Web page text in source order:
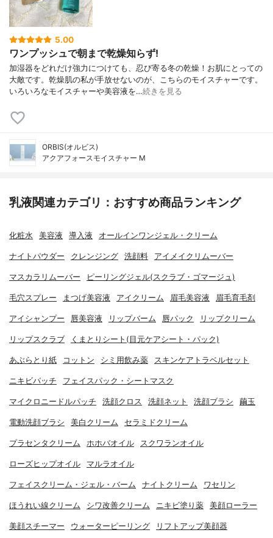
5.00
ワンプッシュで朝まで乾燥知らず!
加湿器をどれだけ強力につけても、忍び寄る冬の乾燥！お肌にとっての
大敵です。乾燥肌の私が手放せないのが、こちらのモイスチャーです。
いろいろなモイスチャーや美容液を…続きを見る
ORBIS(オルビス)
アクアフォースモイスチャー M
乳液関連カテゴリ：おすすめ商品ランキング
化粧水 美容液 導入液 オールインワンジェル・クリーム
ナイトパウダー クレンジング 洗顔料 アイメイクリムーバー
マスカラリムーバー ピーリングジェル(スクラブ・ゴマージュ)
毛穴スプレー まつげ美容液 アイクリーム 眉毛美容液 眉毛育毛剤
アイシャンプー 唇美容液 リップバーム 唇パック リップクリーム
リップスクラブ くまとりシート(目元ケアシート・パック)
あぶらとり紙 コットン シミ用飲み薬 スキンケアトラベルセット
ニキビパッチ フェイスパック・シートマスク
マイクロニードルパッチ 洗顔クロス 洗顔ネット 洗顔ブラシ 繭玉
電動洗顔ブラシ 美白クリーム セラミドクリーム
プラセンタクリーム ホホバオイル スクワランオイル
ローズヒップオイル マルラオイル
フェイスクリーム・ジェル・バーム ナイトクリーム ワセリン
ほうれい線クリーム シワ改善クリーム ニキビ塗り薬 美顔ローラー
美顔スチーマー ウォーターピーリング リフトアップ美顔器